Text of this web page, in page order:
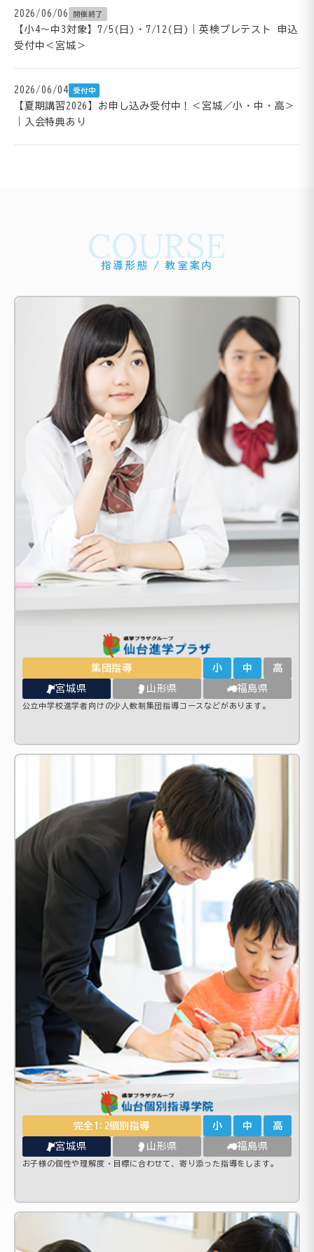
2026/06/06 開催終了
【小4～中3対象】7/5(日)・7/12(日)｜英検プレテスト 申込
受付中＜宮城＞
2026/06/04 受付中
【夏期講習2026】お申し込み受付中！＜宮城／小・中・高＞
｜入会特典あり
COURSE
指導形態 / 教室案内
集団指導 小 中 高
宮城県 山形県 福島県
公立中学校進学者向けの少人数制集団指導コースなどがあります。
完全1:2個別指導 小 中 高
宮城県 山形県 福島県
お子様の個性や理解度・目標に合わせて、寄り添った指導をします。